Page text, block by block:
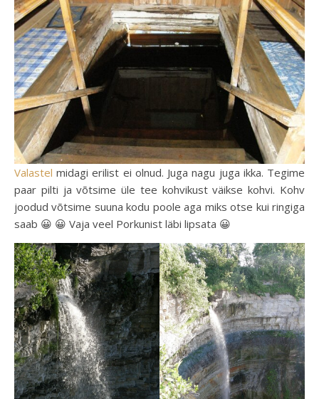
Valastel midagi erilist ei olnud. Juga nagu juga ikka. Tegime
paar pilti ja võtsime üle tee kohvikust väikse kohvi. Kohv
joodud võtsime suuna kodu poole aga miks otse kui ringiga
saab 😀 😀 Vaja veel Porkunist läbi lipsata 😀